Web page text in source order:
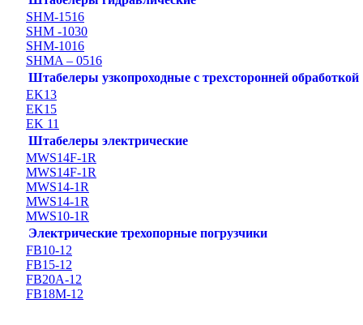
SHM-1516
SHM -1030
SHM-1016
SHMA – 0516
Штабелеры узкопроходные с трехсторонней обработкой
EK13
EK15
EK 11
Штабелеры электрические
MWS14F-1R
MWS14F-1R
MWS14-1R
MWS14-1R
MWS10-1R
Электрические трехопорные погрузчики
FB10-12
FB15-12
FB20А-12
FB18M-12